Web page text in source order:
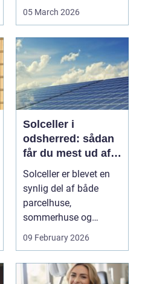
Flere bruger den både
05 March 2026
Solceller i
odsherred: sådan
får du mest ud af
solen
Solceller er blevet en
synlig del af både
parcelhuse,
sommerhuse og
mindre erhverv i
Odsherred. Mang...
09 February 2026